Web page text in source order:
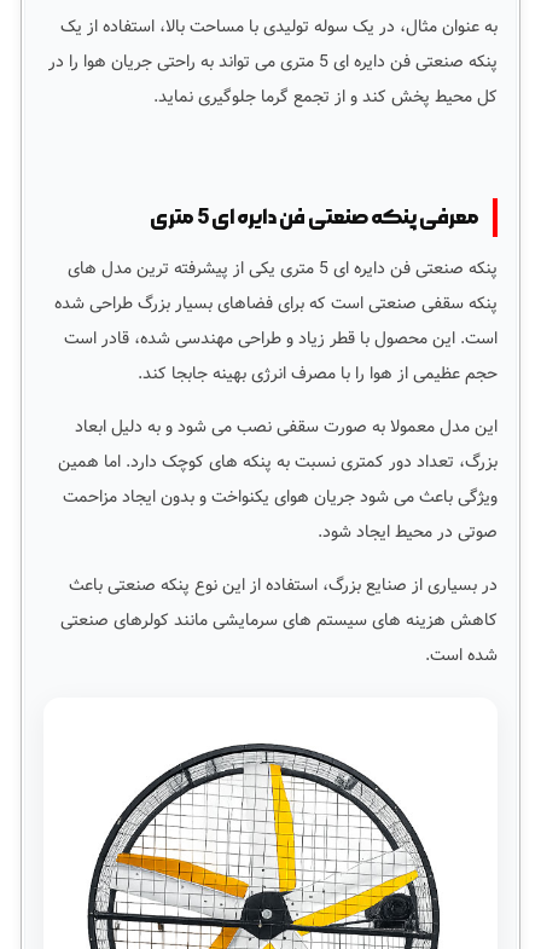
به عنوان مثال، در یک سوله تولیدی با مساحت بالا، استفاده از یک
پنکه صنعتی فن دایره ای 5 متری می تواند به راحتی جریان هوا را در
کل محیط پخش کند و از تجمع گرما جلوگیری نماید.
معرفی پنکه صنعتی فن دایره ای 5 متری
پنکه صنعتی فن دایره ای 5 متری یکی از پیشرفته ترین مدل های
پنکه سقفی صنعتی است که برای فضاهای بسیار بزرگ طراحی شده
است. این محصول با قطر زیاد و طراحی مهندسی شده، قادر است
حجم عظیمی از هوا را با مصرف انرژی بهینه جابجا کند.
این مدل معمولا به صورت سقفی نصب می شود و به دلیل ابعاد
بزرگ، تعداد دور کمتری نسبت به پنکه های کوچک دارد. اما همین
ویژگی باعث می شود جریان هوای یکنواخت و بدون ایجاد مزاحمت
صوتی در محیط ایجاد شود.
در بسیاری از صنایع بزرگ، استفاده از این نوع پنکه صنعتی باعث
کاهش هزینه های سیستم های سرمایشی مانند کولرهای صنعتی
شده است.